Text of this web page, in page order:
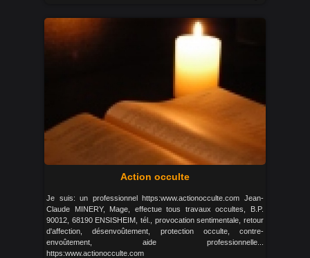
Action occulte
Je suis: un professionnel https:www.actionocculte.com Jean-
Claude MINERY, Mage, effectue tous travaux occultes, B.P.
90012, 68190 ENSISHEIM, tél., provocation sentimentale, retour
d'affection, désenvoûtement, protection occulte, contre-
envoûtement, aide professionnelle...
https:www.actionocculte.com